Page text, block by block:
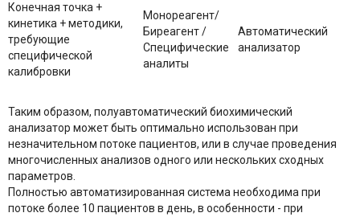
Конечная точка +
кинетика + методики,
требующие
специфической
калибровки
Монореагент/
Биреагент /
Специфические
аналиты
Автоматический
анализатор
Таким образом, полуавтоматический биохимический
анализатор может быть оптимально использован при
незначительном потоке пациентов, или в случае проведения
многочисленных анализов одного или нескольких сходных
параметров.
Полностью автоматизированная система необходима при
потоке более 10 пациентов в день, в особенности - при